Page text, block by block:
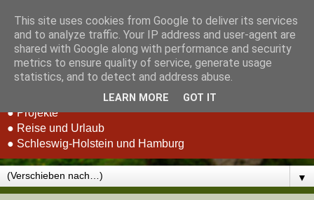
Stefan Schluppeck -
Erfahrungen und Berichte
● Projekte
● Reise und Urlaub
● Schleswig-Holstein und Hamburg
▼
This site uses cookies from Google to deliver its services
and to analyze traffic. Your IP address and user-agent are
shared with Google along with performance and security
metrics to ensure quality of service, generate usage
statistics, and to detect and address abuse.
LEARN MORE GOT IT